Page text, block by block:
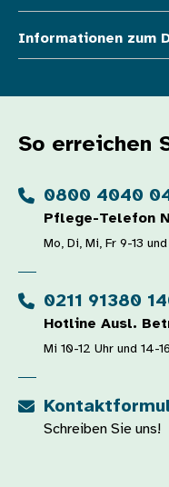
Informationen zum
So erreichen
0800 4040
Pflege-Telefon
Mo, Di, Mi, Fr 9-13
0211 91380
Hotline Ausl.
Mi 10-12 Uhr und 14-
Schreiben Sie uns!